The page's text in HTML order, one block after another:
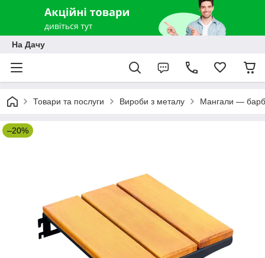
На Дачу
Товари та послуги Вироби з металу Мангали —
–20%